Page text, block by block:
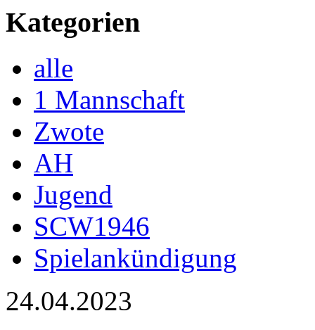
Kategorien
alle
1 Mannschaft
Zwote
AH
Jugend
SCW1946
Spielankündigung
24.04.2023